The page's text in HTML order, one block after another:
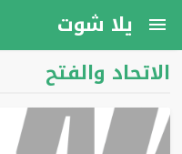
يلا شوت
الاتحاد والفتح